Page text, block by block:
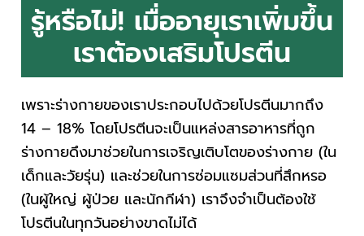
รู้หรือไม่! เมื่ออายุเราเพิ่มขึ้น
เราต้องเสริมโปรตีน
เพราะร่างกายของเราประกอบไปด้วยโปรตีนมากถึง
14 – 18% โดยโปรตีนจะเป็นแหล่งสารอาหารที่ถูก
ร่างกายดึงมาช่วยในการเจริญเติบโตของร่างกาย (ใน
เด็กและวัยรุ่น) และช่วยในการซ่อมแซมส่วนที่สึกหรอ
(ในผู้ใหญ่ ผู้ป่วย และนักกีฬา) เราจึงจำเป็นต้องใช้
โปรตีนในทุกวันอย่างขาดไม่ได้